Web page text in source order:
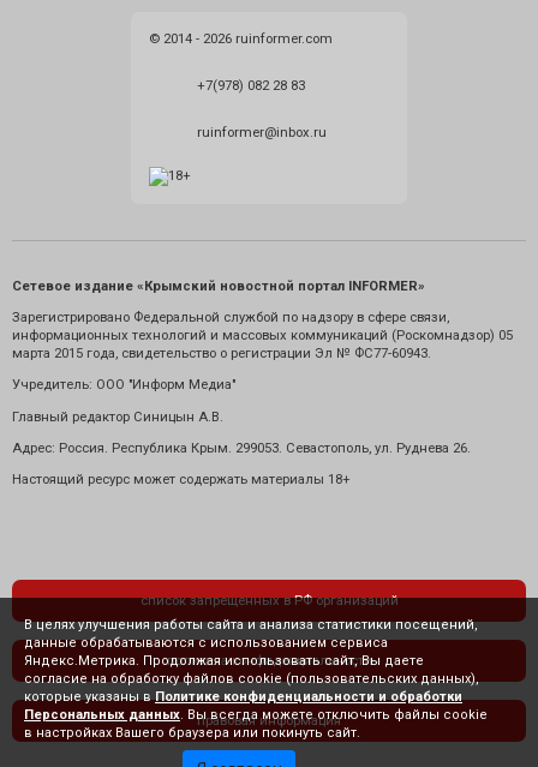
© 2014 - 2026 ruinformer.com
+7(978) 082 28 83
ruinformer@inbox.ru
Сетевое издание «Крымский новостной портал INFORMER»
Зарегистрировано Федеральной службой по надзору в сфере связи,
информационных технологий и массовых коммуникаций (Роскомнадзор) 05
марта 2015 года, свидетельство о регистрации Эл № ФС77-60943.
Учредитель: ООО "Информ Медиа"
Главный редактор Синицын А.В.
Адрес: Россия. Республика Крым. 299053. Севастополь, ул. Руднева 26.
Настоящий ресурс может содержать материалы 18+
список запрещенных в РФ организаций
политика конфиденциальности
правовая информация
В целях улучшения работы сайта и анализа статистики посещений,
данные обрабатываются с использованием сервиса
Яндекс.Метрика. Продолжая использовать сайт, Вы даете
согласие на обработку файлов cookie (пользовательских данных),
которые указаны в Политике конфиденциальности и обработки
Персональных данных . Вы всегда можете отключить файлы cookie
в настройках Вашего браузера или покинуть сайт.